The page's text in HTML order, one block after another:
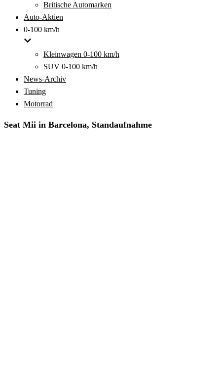
Britische Automarken
Auto-Aktien
0-100 km/h
Kleinwagen 0-100 km/h
SUV 0-100 km/h
News-Archiv
Tuning
Motorrad
Seat Mii in Barcelona, Standaufnahme